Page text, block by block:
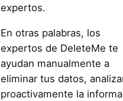
expertos.
En otras palabras, los
expertos de DeleteMe te
ayudan manualmente a
eliminar tus datos,
proactivamente la